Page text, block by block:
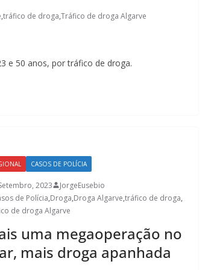
,tráfico de droga,Tráfico de droga Algarve
e 50 anos, por tráfico de droga.
CASOS DE POLÍCIA
2023
JorgeEusebio
de Polícia,Droga,Droga Algarve,tráfico de droga,
de droga Algarve
uma megaoperação no
mais droga apanhada